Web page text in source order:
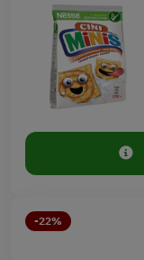
-22%